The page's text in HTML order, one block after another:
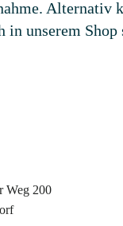
Alternativ
in unserem Shop
Weg 200